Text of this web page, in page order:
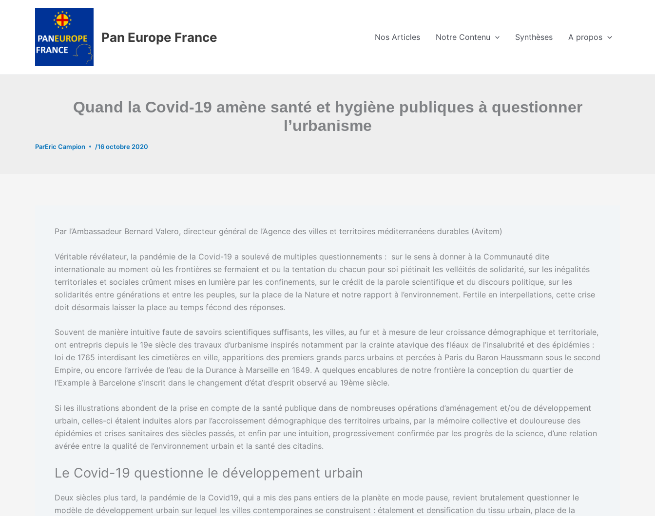
Pan Europe France Nos Articles Notre Contenu Synthèses A propos
Quand la Covid-19 amène santé et hygiène publiques à questionner
l’urbanisme
ParEric Campion /16 octobre 2020
Par l’Ambassadeur Bernard Valero, directeur général de l’Agence des villes et territoires méditerranéens durables (Avitem)
Véritable révélateur, la pandémie de la Covid-19 a soulevé de multiples questionnements : sur le sens à donner à la Communauté dite
internationale au moment où les frontières se fermaient et ou la tentation du chacun pour soi piétinait les velléités de solidarité, sur les inégalités
territoriales et sociales crûment mises en lumière par les confinements, sur le crédit de la parole scientifique et du discours politique, sur les
solidarités entre générations et entre les peuples, sur la place de la Nature et notre rapport à l’environnement. Fertile en interpellations, cette crise
doit désormais laisser la place au temps fécond des réponses.
Souvent de manière intuitive faute de savoirs scientifiques suffisants, les villes, au fur et à mesure de leur croissance démographique et territoriale,
ont entrepris depuis le 19e siècle des travaux d’urbanisme inspirés notamment par la crainte atavique des fléaux de l’insalubrité et des épidémies :
loi de 1765 interdisant les cimetières en ville, apparitions des premiers grands parcs urbains et percées à Paris du Baron Haussmann sous le second
Empire, ou encore l’arrivée de l’eau de la Durance à Marseille en 1849. A quelques encablures de notre frontière la conception du quartier de
l’Example à Barcelone s’inscrit dans le changement d’état d’esprit observé au 19ème siècle.
Si les illustrations abondent de la prise en compte de la santé publique dans de nombreuses opérations d’aménagement et/ou de développement
urbain, celles-ci étaient induites alors par l’accroissement démographique des territoires urbains, par la mémoire collective et douloureuse des
épidémies et crises sanitaires des siècles passés, et enfin par une intuition, progressivement confirmée par les progrès de la science, d’une relation
avérée entre la qualité de l’environnement urbain et la santé des citadins.
Le Covid-19 questionne le développement urbain
Deux siècles plus tard, la pandémie de la Covid19, qui a mis des pans entiers de la planète en mode pause, revient brutalement questionner le
modèle de développement urbain sur lequel les villes contemporaines se construisent : étalement et densification du tissu urbain, place de la